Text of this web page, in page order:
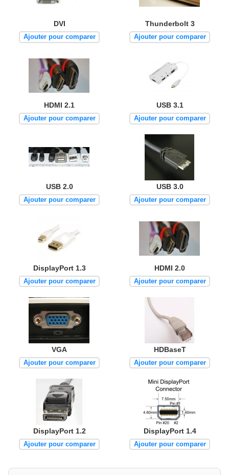
DVI
Ajouter pour comparer
Thunderbolt 3
Ajouter pour comparer
HDMI 2.1
Ajouter pour comparer
USB 3.1
Ajouter pour comparer
USB 2.0
Ajouter pour comparer
USB 3.0
Ajouter pour comparer
DisplayPort 1.3
Ajouter pour comparer
HDMI 2.0
Ajouter pour comparer
VGA
Ajouter pour comparer
HDBaseT
Ajouter pour comparer
DisplayPort 1.2
Ajouter pour comparer
DisplayPort 1.4
Ajouter pour comparer